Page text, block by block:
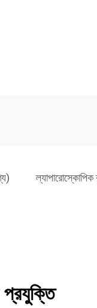
ল্যাপারোস্কোপিক
প্রযুক্তি